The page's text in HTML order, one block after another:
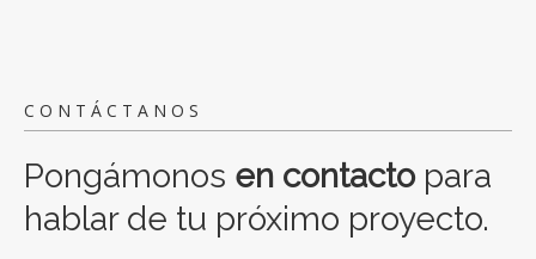
CONTÁCTANOS
Pongámonos en contacto para
hablar de tu próximo proyecto.